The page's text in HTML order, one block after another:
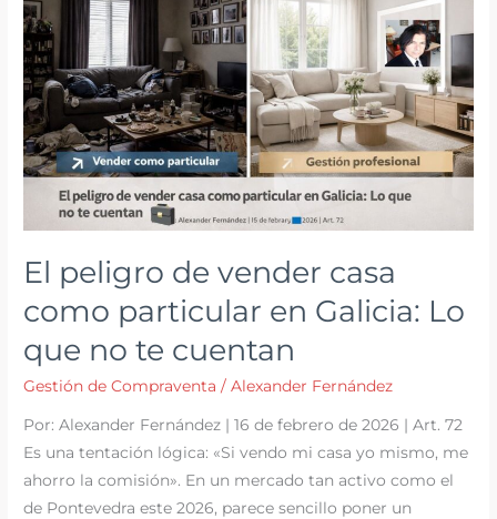
operaciones
en
2026
El peligro de vender casa
como particular en Galicia: Lo
que no te cuentan
Gestión de Compraventa /Alexander Fernández
Por: Alexander Fernández | 16 de febrero de 2026 | Art. 72
Es una tentación lógica: «Si vendo mi casa yo mismo, me
ahorro la comisión». En un mercado tan activo como el
de Pontevedra este 2026, parece sencillo poner un